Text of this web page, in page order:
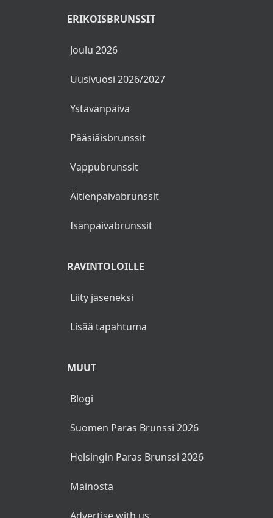
ERIKOISBRUNSSIT
Joulu 2026
Uusivuosi 2026/2027
Ystävänpäivä
Pääsiäisbrunssit
Vappubrunssit
Äitienpäiväbrunssit
Isänpäiväbrunssit
RAVINTOLOILLE
Liity jäseneksi
Lisää tapahtuma
MUUT
Blogi
Suomen Paras Brunssi 2026
Helsingin Paras Brunssi 2026
Mainosta